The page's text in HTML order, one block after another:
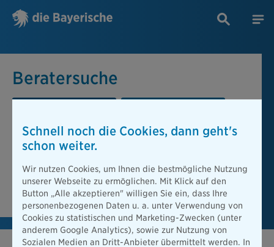
Beratersuche
Beratersuche
PLZ oder Ort
Berater finden
Schnell noch die Cookies, dann geht's
schon weiter.
Wir nutzen Cookies, um Ihnen die bestmögliche Nutzung
unserer Webseite zu ermöglichen. Mit Klick auf den
Button „Alle akzeptieren" willigen Sie ein, dass Ihre
personenbezogenen Daten u. a. unter Verwendung von
Cookies zu statistischen und Marketing-Zwecken (unter
anderem Google Analytics), sowie zur Nutzung von
Sozialen Medien an Dritt-Anbieter übermittelt werden. In